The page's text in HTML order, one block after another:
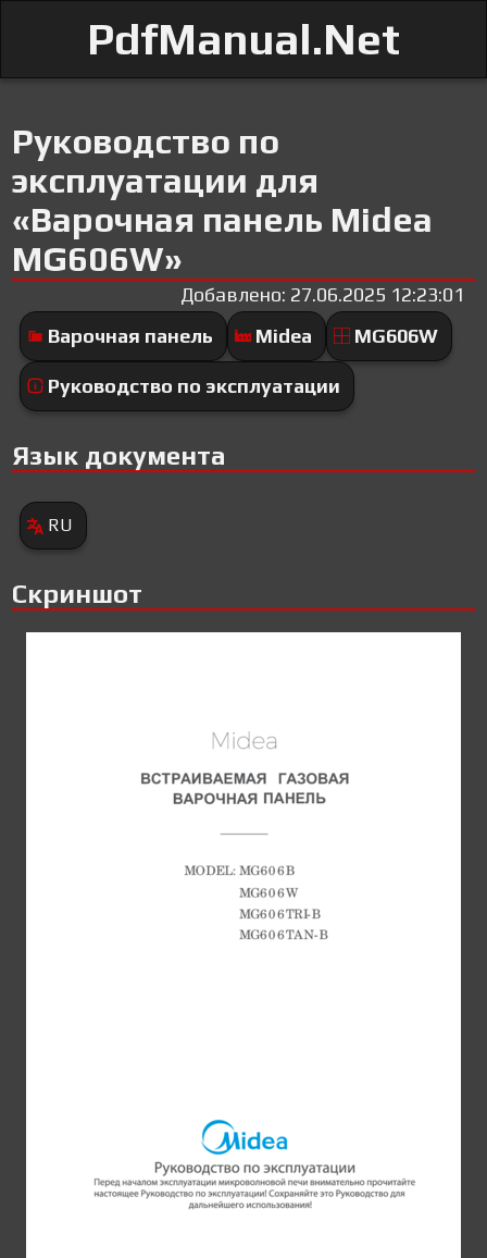
PdfManual.Net
Руководство по
эксплуатации для
«Варочная панель Midea
MG606W»
Добавлено: 27.06.2025 12:23:01
Варочная панель
Midea MG606W
Руководство по эксплуатации
Язык документа
RU
Скриншот